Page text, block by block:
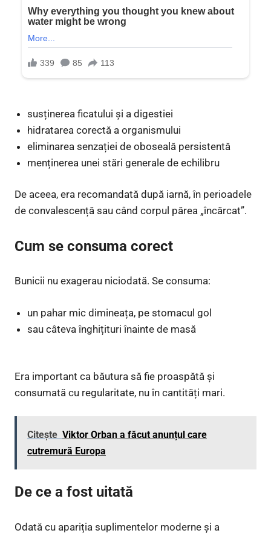
susținerea ficatului și a digestiei
hidratarea corectă a organismului
eliminarea senzației de oboseală persistentă
menținerea unei stări generale de echilibru
De aceea, era recomandată după iarnă, în perioadele
de convalescență sau când corpul părea „încărcat”.
Cum se consuma corect
Bunicii nu exagerau niciodată. Se consuma:
un pahar mic dimineața, pe stomacul gol
sau câteva înghițituri înainte de masă
Era important ca băutura să fie proaspătă și
consumată cu regularitate, nu în cantități mari.
Citește Viktor Orban a făcut anunțul care
cutremură Europa
De ce a fost uitată
Odată cu apariția suplimentelor moderne și a